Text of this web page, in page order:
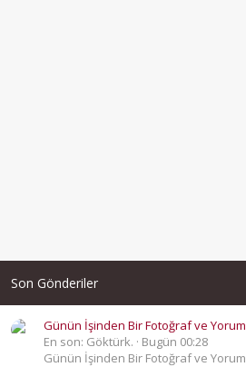
Son Gönderiler
Günün İşinden Bir Fotoğraf ve Yorum
En son: Göktürk.
Bugün 00:28
Günün İşinden Bir Fotoğraf ve Yorum